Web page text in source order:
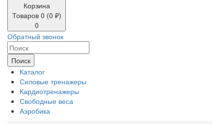
Корзина
Товаров 0 (0 ₽)
0
Обратный звонок
Поиск
Каталог
Силовые тренажеры
Кардиотренажеры
Свободные веса
Аэробика